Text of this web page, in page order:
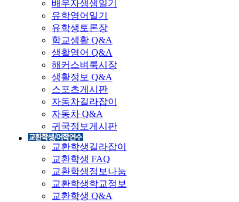
배우자생생일기
유학영어일기
유학생토론장
학교생활 Q&A
생활영어 Q&A
해커스벼룩시장
생활정보 Q&A
스포츠게시판
자동차길라잡이
자동차 Q&A
귀국정보게시판
교환학생길라잡이
교환학생 FAQ
교환학생정보나눔
교환학생학교정보
교환학생 Q&A